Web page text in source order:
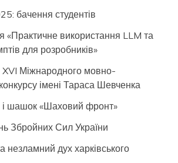
бачення студентів
«Практичне використання LLM та
для розробників»
Міжнародного мовно-
імені Тараса Шевченка
і шашок «Шаховий фронт»
Збройних Сил України
дух харківського